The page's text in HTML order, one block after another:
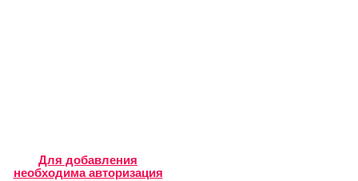
Для добавления
необходима авторизация